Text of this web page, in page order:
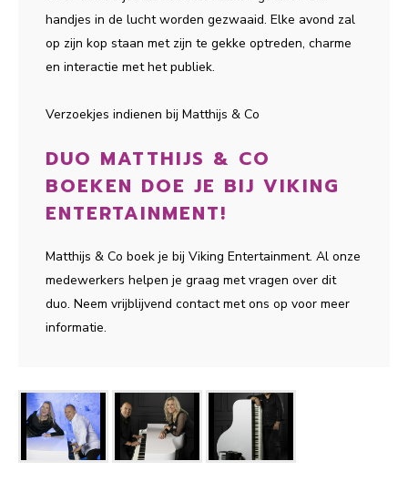
handjes in de lucht worden gezwaaid. Elke avond zal
op zijn kop staan met zijn te gekke optreden, charme
en interactie met het publiek.
Verzoekjes indienen bij Matthijs & Co
DUO MATTHIJS & CO
BOEKEN DOE JE BIJ VIKING
ENTERTAINMENT!
Matthijs & Co boek je bij Viking Entertainment. Al onze
medewerkers helpen je graag met vragen over dit
duo. Neem vrijblijvend contact met ons op voor meer
informatie.